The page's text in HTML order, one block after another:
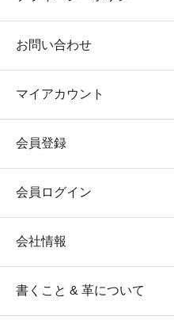
お問い合わせ
マイアカウント
会員登録
会員ログイン
会社情報
書くこと & 革について